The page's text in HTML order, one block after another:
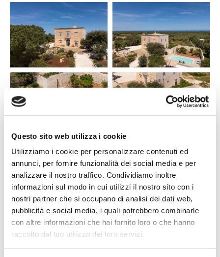
Questo sito web utilizza i cookie
Utilizziamo i cookie per personalizzare contenuti ed
annunci, per fornire funzionalità dei social media e per
analizzare il nostro traffico. Condividiamo inoltre
informazioni sul modo in cui utilizzi il nostro sito con i
nostri partner che si occupano di analisi dei dati web,
pubblicità e social media, i quali potrebbero combinarle
con altre informazioni che hai fornito loro o che hanno
raccolto dal tuo utilizzo dei loro servizi.